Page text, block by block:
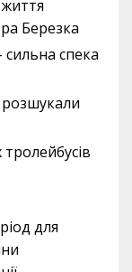
Березка
спека
для